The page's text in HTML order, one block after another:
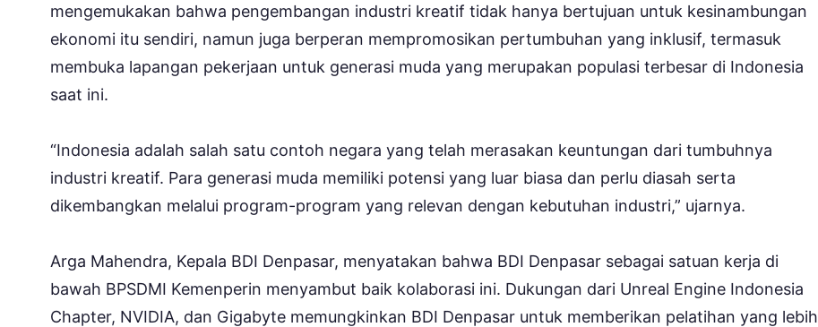
mengemukakan bahwa pengembangan industri kreatif tidak hanya bertujuan untuk kesinambungan
ekonomi itu sendiri, namun juga berperan mempromosikan pertumbuhan yang inklusif, termasuk
membuka lapangan pekerjaan untuk generasi muda yang merupakan populasi terbesar di Indonesia
saat ini.
“Indonesia adalah salah satu contoh negara yang telah merasakan keuntungan dari tumbuhnya
industri kreatif. Para generasi muda memiliki potensi yang luar biasa dan perlu diasah serta
dikembangkan melalui program-program yang relevan dengan kebutuhan industri,” ujarnya.
Arga Mahendra, Kepala BDI Denpasar, menyatakan bahwa BDI Denpasar sebagai satuan kerja di
bawah BPSDMI Kemenperin menyambut baik kolaborasi ini. Dukungan dari Unreal Engine Indonesia
Chapter, NVIDIA, dan Gigabyte memungkinkan BDI Denpasar untuk memberikan pelatihan yang lebih